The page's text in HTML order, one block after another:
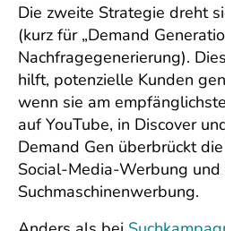
Die zweite Strategie dreht
(kurz für „Demand
Nachfragegenerierung).
hilft, potenzielle Kunden
wenn sie am
auf YouTube, in Discover
Demand Gen überbrückt
Social-Media-Werbung und
Suchmaschinenwerbung.